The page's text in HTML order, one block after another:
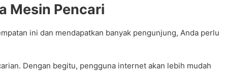
Mesin Pencari
ini dan mendapatkan banyak pengunjung, Anda perlu
Dengan begitu, pengguna internet akan lebih mudah